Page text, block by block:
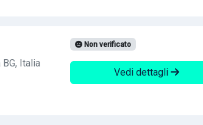
Italia
Non verificato
Vedi dettagli